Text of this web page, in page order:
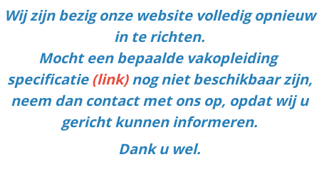
Wij zijn bezig onze website volledig opnieuw
in te richten.
Mocht een bepaalde vakopleiding
specificatie(link)nog niet beschikbaar zijn,
neem dan contact met ons op, opdat wij u
gericht kunnen informeren.
Dank u wel.